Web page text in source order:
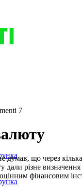
думав, що через
дали різне
фінансовим